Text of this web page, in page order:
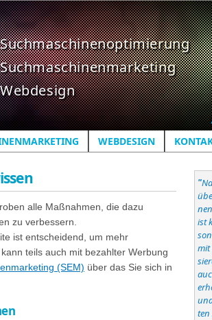
Suchmaschinenoptimierung
Suchmaschinenmarketing
Webdesign
WEBDESIGN
alle Maßnahmen, die dazu
zu verbessern.
ist entscheidend, um mehr
teils auch mit bezahlter Werbung
(SEM) über das Sie sich in
"
ist
mit
ten